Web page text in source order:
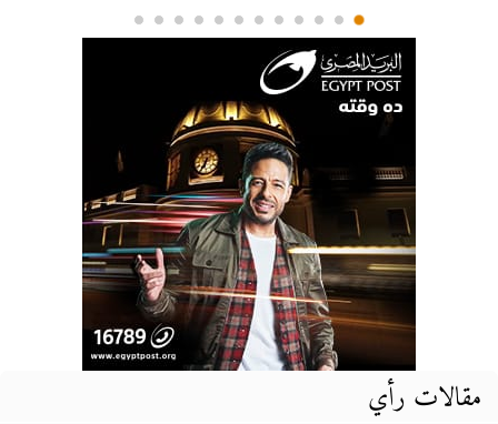
مقالات رأي